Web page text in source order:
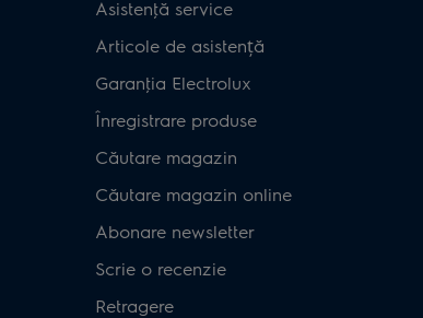
Asistenţă service
Articole de asistență
Garanţia Electrolux
Înregistrare produse
Căutare magazin
Căutare magazin online
Abonare newsletter
Scrie o recenzie
Retragere